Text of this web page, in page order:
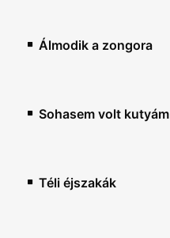
Álmodik a zongora
Sohasem volt kutyám
Téli éjszakák